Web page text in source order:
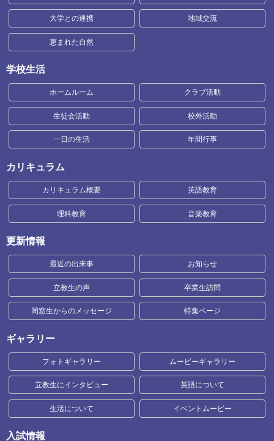
大学との連携 地域交流
恵まれた自然
学校生活
ホームルーム クラブ活動
生徒会活動 校外活動
一日の生活 年間行事
カリキュラム
カリキュラム概要 英語教育
理科教育 音楽教育
更新情報
最近の出来事 お知らせ
立教生の声 卒業生訪問
同窓生からのメッセージ 特集ページ
ギャラリー
フォトギャラリー ムービーギャラリー
立教生にインタビュー 英語について
生活について イベントムービー
入試情報